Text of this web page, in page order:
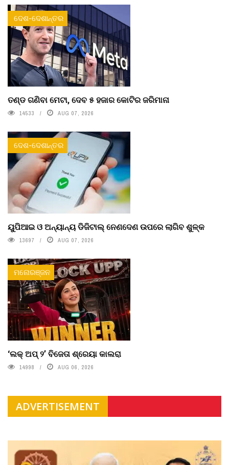
ଦେଶ-ଦେଶାନ୍ତର
ତଣ୍ଡ ଗଣିବା ମେଟା, ଦେବ ୫ ହଜାର କୋଟିର ଜରିମାନା
14533 AUG 07, 2026
ଦେଶ-ଦେଶାନ୍ତର
ୟୁପିଆଇ ଓ ଅନ୍ୟାନ୍ୟ ଡିଜିଟାଲ୍ ନେଣଦେଣ ଉପରେ ଲାଗିବ ଶୁଳ୍କ
13697 AUG 07, 2026
ମନୋରଞ୍ଜନ
‘ଲକ୍ ଅପ୍ ୨’ ବିଜେତା ଶ୍ରେୟା କାଲରା
14998 AUG 06, 2026
ADVERTISEMENT